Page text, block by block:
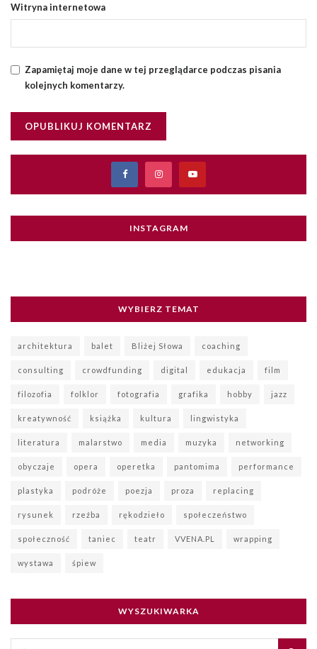
Witryna internetowa
Zapamiętaj moje dane w tej przeglądarce podczas pisania
kolejnych komentarzy.
INSTAGRAM
WYBIERZ TEMAT
architektura balet Bliżej Słowa coaching
consulting crowdfunding digital edukacja film
filozofia folklor fotografia grafika hobby jazz
kreatywność książka kultura lingwistyka
literatura malarstwo media muzyka networking
obyczaje opera operetka pantomima performance
plastyka podróże poezja proza replacing
rysunek rzeźba rękodzieło społeczeństwo
społeczność taniec teatr VVENA.PL wrapping
wystawa śpiew
WYSZUKIWARKA